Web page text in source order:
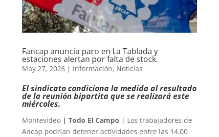
Fancap anuncia paro en La Tablada y
estaciones alertan por falta de stock.
May 27, 2026| Información, Noticias
El sindicato condiciona la medida al resultado
de la reunión bipartita que se realizará este
miércoles.
Montevideo | Todo El Campo | Los trabajadores de
Ancap podrían detener actividades entre las 14.00